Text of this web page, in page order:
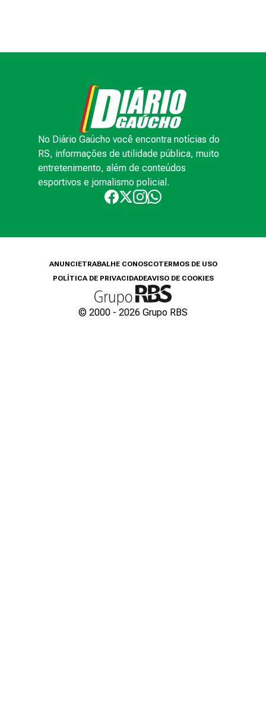
No Diário Gaúcho você encontra notícias do
RS, informações de utilidade pública, muito
entretenimento, além de conteúdos
esportivos e jornalismo policial.
ANUNCIETRABALHE CONOSCOTERMOS DE USO
POLÍTICA DE PRIVACIDADEAVISO DE COOKIES
© 2000 - 2026 Grupo RBS